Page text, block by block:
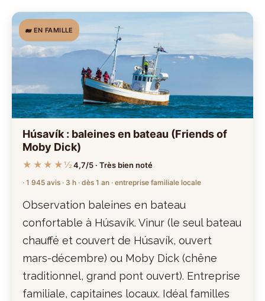
🐋 EN FAMILLE
Húsavík : baleines en bateau (Friends of
Moby Dick)
★★★★½4,7/5 · Très bien noté
· 1 945 avis · 3 h · dès 1 an · entreprise familiale locale
Observation baleines en bateau
confortable à Húsavík. Vinur (le seul bateau
chauffé et couvert de Húsavík, ouvert
mars-décembre) ou Moby Dick (chêne
traditionnel, grand pont ouvert). Entreprise
familiale, capitaines locaux. Idéal familles